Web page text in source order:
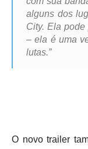
alguns dos
City. Ela
– ela é uma
lutas.”
O novo trailer